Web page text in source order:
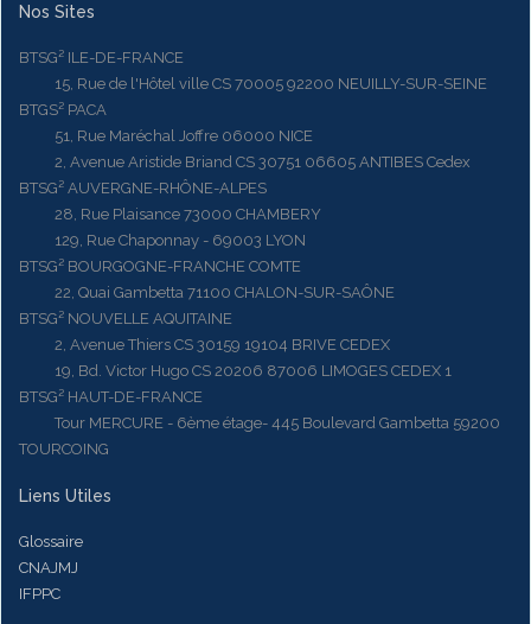
Nos Sites
BTSG² ILE-DE-FRANCE
15, Rue de l'Hôtel ville CS 70005 92200 NEUILLY-SUR-SEINE
BTGS² PACA
51, Rue Maréchal Joffre 06000 NICE
2, Avenue Aristide Briand CS 30751 06605 ANTIBES Cedex
BTSG² AUVERGNE-RHÔNE-ALPES
28, Rue Plaisance 73000 CHAMBERY
129, Rue Chaponnay - 69003 LYON
BTSG² BOURGOGNE-FRANCHE COMTE
22, Quai Gambetta 71100 CHALON-SUR-SAÔNE
BTSG² NOUVELLE AQUITAINE
2, Avenue Thiers CS 30159 19104 BRIVE CEDEX
19, Bd. Victor Hugo CS 20206 87006 LIMOGES CEDEX 1
BTSG² HAUT-DE-FRANCE
Tour MERCURE - 6ème étage- 445 Boulevard Gambetta 59200
TOURCOING
Liens Utiles
Glossaire
CNAJMJ
IFPPC